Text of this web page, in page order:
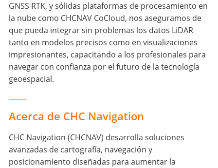
GNSS RTK, y sólidas plataformas de procesamiento en
la nube como CHCNAV CoCloud, nos aseguramos de
que pueda integrar sin problemas los datos LiDAR
tanto en modelos precisos como en visualizaciones
impresionantes, capacitando a los profesionales para
navegar con confianza por el futuro de la tecnología
geoespacial.
Acerca de CHC Navigation
CHC Navigation (CHCNAV) desarrolla soluciones
avanzadas de cartografía, navegación y
posicionamiento diseñadas para aumentar la